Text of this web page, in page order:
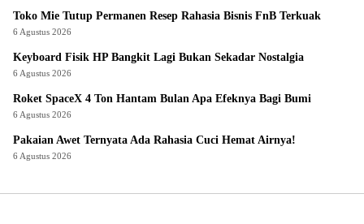
Toko Mie Tutup Permanen Resep Rahasia Bisnis FnB Terkuak
6 Agustus 2026
Keyboard Fisik HP Bangkit Lagi Bukan Sekadar Nostalgia
6 Agustus 2026
Roket SpaceX 4 Ton Hantam Bulan Apa Efeknya Bagi Bumi
6 Agustus 2026
Pakaian Awet Ternyata Ada Rahasia Cuci Hemat Airnya!
6 Agustus 2026